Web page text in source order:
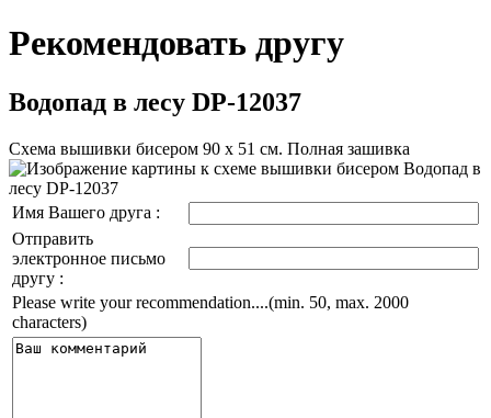
Рекомендовать другу
Водопад в лесу DP-12037
Схема вышивки бисером 90 х 51 см. Полная зашивка
Имя Вашего друга :
Отправить
электронное письмо
другу :
Please write your recommendation....(min. 50, max. 2000
characters)